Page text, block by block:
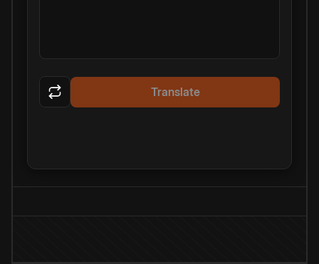
Translate